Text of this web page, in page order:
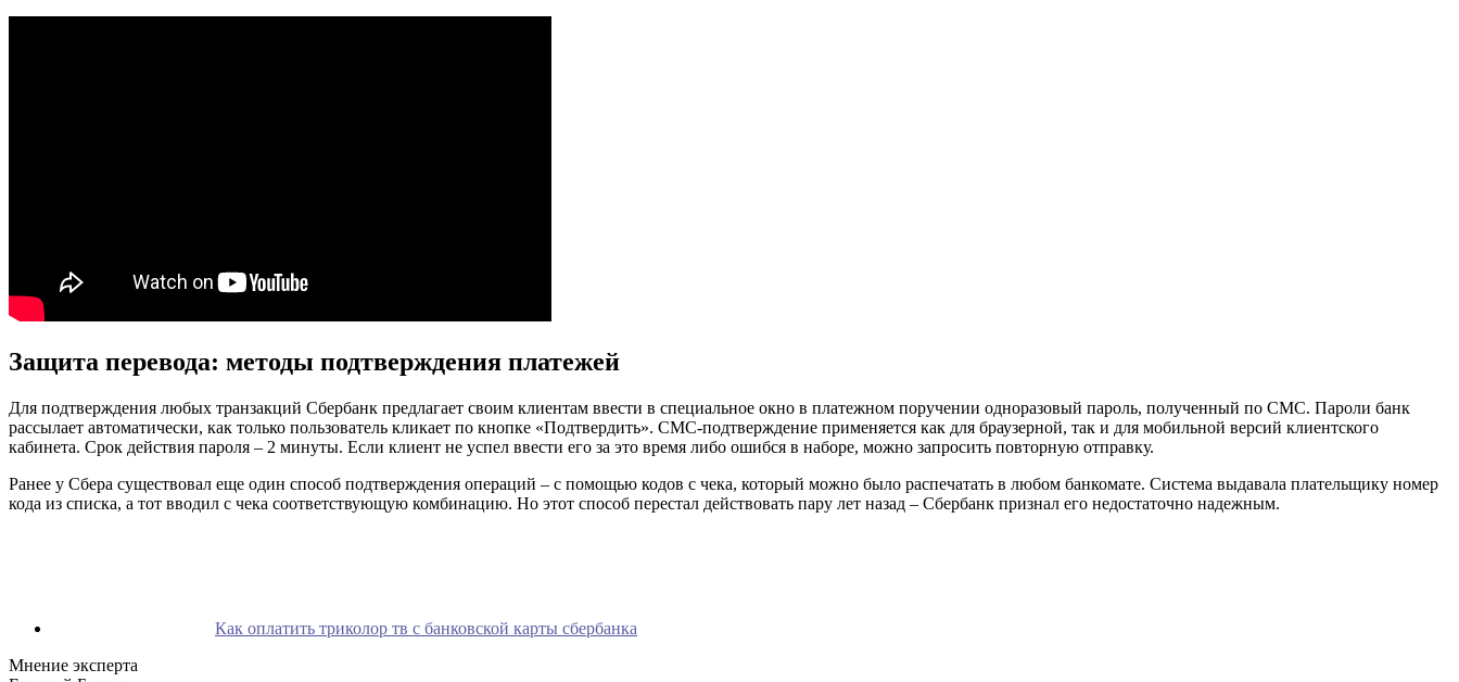
Защита перевода: методы подтверждения платежей
Для подтверждения любых транзакций Сбербанк предлагает своим клиентам ввести в специальное окно в платежном поручении одноразовый пароль, полученный по СМС. Пароли банк
рассылает автоматически, как только пользователь кликает по кнопке «Подтвердить». СМС-подтверждение применяется как для браузерной, так и для мобильной версий клиентского
кабинета. Срок действия пароля – 2 минуты. Если клиент не успел ввести его за это время либо ошибся в наборе, можно запросить повторную отправку.
Ранее у Сбера существовал еще один способ подтверждения операций – с помощью кодов с чека, который можно было распечатать в любом банкомате. Система выдавала плательщику номер
кода из списка, а тот вводил с чека соответствующую комбинацию. Но этот способ перестал действовать пару лет назад – Сбербанк признал его недостаточно надежным.
Как оплатить триколор тв с банковской карты сбербанка
Мнение эксперта